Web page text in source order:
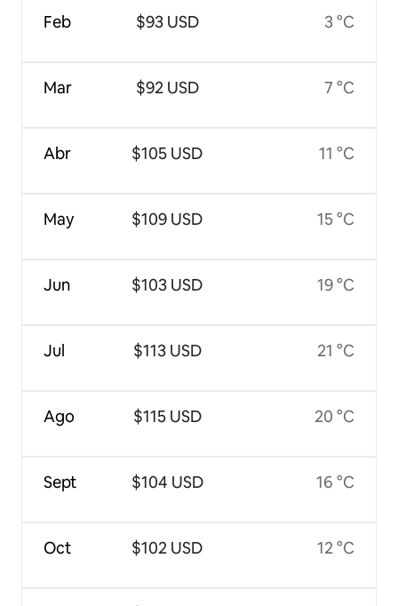
Feb
Mar
Abr
May
Jun
Jul
Ago
Sept
Oct
$93 USD
$92 USD
$105 USD
$109 USD
$103 USD
$113 USD
$115 USD
$104 USD
$102 USD
3 °C
7 °C
11 °C
15 °C
19 °C
21 °C
20 °C
16 °C
12 °C